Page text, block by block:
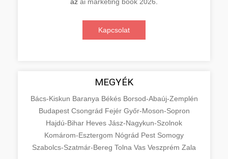
Kapcsolat
MEGYÉK
Bács-Kiskun Baranya Békés Borsod-Abaúj-Zemplén
Budapest Csongrád Fejér Győr-Moson-Sopron
Hajdú-Bihar Heves Jász-Nagykun-Szolnok
Komárom-Esztergom Nógrád Pest Somogy
Szabolcs-Szatmár-Bereg Tolna Vas Veszprém Zala